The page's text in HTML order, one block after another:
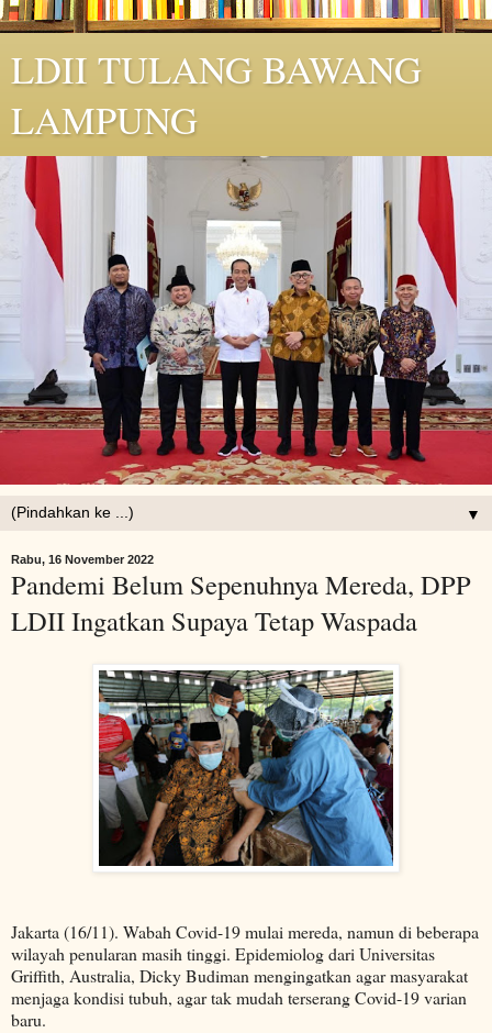
LDII TULANG BAWANG
LAMPUNG
▼
Rabu, 16 November 2022
Pandemi Belum Sepenuhnya Mereda, DPP
LDII Ingatkan Supaya Tetap Waspada
Jakarta (16/11). Wabah Covid-19 mulai mereda, namun di beberapa
wilayah penularan masih tinggi. Epidemiolog dari Universitas
Griffith, Australia, Dicky Budiman mengingatkan agar masyarakat
menjaga kondisi tubuh, agar tak mudah terserang Covid-19 varian
baru.